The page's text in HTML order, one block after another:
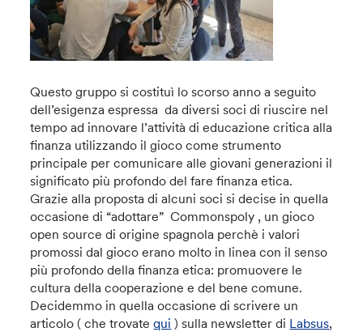
Questo gruppo si costituì lo scorso anno a seguito
dell’esigenza espressa da diversi soci di riuscire nel
tempo ad innovare l’attività di educazione critica alla
finanza utilizzando il gioco come strumento
principale per comunicare alle giovani generazioni il
significato più profondo del fare finanza etica.
Grazie alla proposta di alcuni soci si decise in quella
occasione di “adottare” Commonspoly , un gioco
open source di origine spagnola perchè i valori
promossi dal gioco erano molto in linea con il senso
più profondo della finanza etica: promuovere le
cultura della cooperazione e del bene comune.
Decidemmo in quella occasione di scrivere un
articolo ( che trovatequi ) sulla newsletter di Labsus,